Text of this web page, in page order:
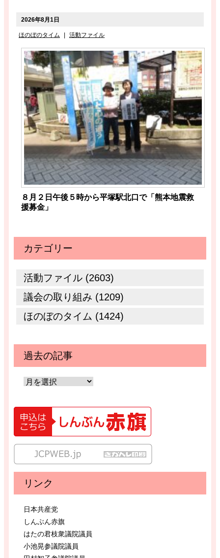
2026年8月1日
ほのぼのタイム 活動ファイル
８月２日午後５時から平塚駅北口で「熊本地震救
援募金」
カテゴリー
活動ファイル (2603)
議会の取り組み (1209)
ほのぼのタイム (1424)
過去の記事
リンク
日本共産党
しんぶん赤旗
はたの君枝衆議院議員
小池晃参議院議員